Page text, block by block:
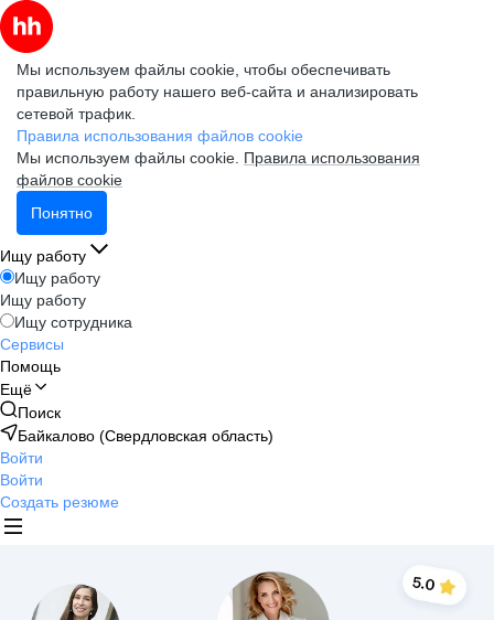
Мы используем файлы cookie, чтобы обеспечивать
правильную работу нашего веб-сайта и анализировать
сетевой трафик.
Правила использования файлов cookie
Мы используем файлы cookie. Правила использования
файлов cookie
Понятно
Ищу работу
Ищу работу
Ищу работу
Ищу сотрудника
Сервисы
Помощь
Ещё
Поиск
Байкалово (Свердловская область)
Войти
Войти
Создать резюме